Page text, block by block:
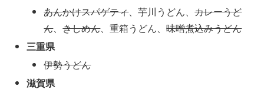
あんかけスパゲティ、芋川うどん、カレーうど
ん、きしめん、重箱うどん、味噌煮込みうどん
三重県
伊勢うどん
滋賀県